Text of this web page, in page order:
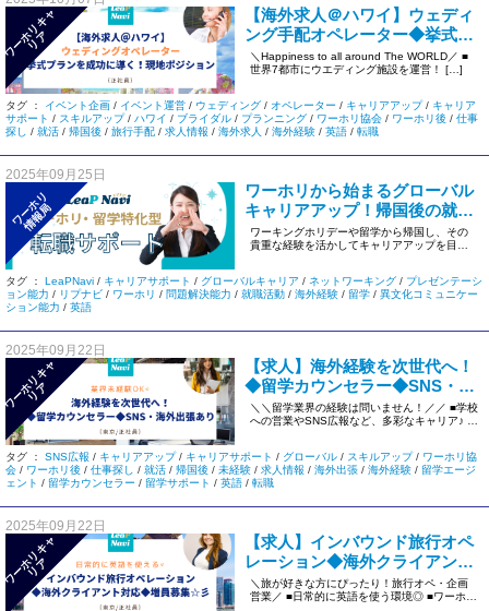
ワ
ー
ホ
リ
キ
ャ
リ
ア
【海外求人＠ハワイ】ウェディ
ング手配オペレーター◆挙式プ
ランを成功に導く！◆現地ポジ
ション＜正社員＞732
＼Happiness to all around The WORLD／ ■
世界7都市にウエディング施設を運営！ […]
タグ ： イベント企画 / イベント運営 / ウェディング / オペレーター / キャリアアップ/ キャリア
サポート / スキルアップ/ ハワイ / ブライダル / プランニング / ワーホリ協会 / ワーホリ後 / 仕事
探し / 就活 / 帰国後 / 旅行手配 / 求人情報 / 海外求人 / 海外経験 / 英語 / 転職
2025年09月25日
ワーホリ
情報局
ワーホリから始まるグローバル
キャリアアップ！帰国後の就職
を叶えるLeaPNaviのサポート
ワーキングホリデーや留学から帰国し、その
貴重な経験を活かしてキャリアアップを目指
タグ ： LeaPNavi / キャリアサポート / グローバルキャリア / ネットワーキング / プレゼンテーシ
ョン能力 / リプナビ / ワーホリ / 問題解決能力 / 就職活動 / 海外経験 / 留学 / 異文化コミュニケー
ション能力 / 英語
2025年09月22日
ワ
ー
ホ
リ
キ
ャ
リ
ア
【求人】海外経験を次世代へ！
◆留学カウンセラー◆SNS・海
外出張あり＜東京/正社員＞1324
＼＼留学業界の経験は問いません！／／ ■学校
への営業やSNS広報など、多彩なキャリア♪ ■
タグ ： SNS広報 / キャリアアップ/ キャリアサポート / グローバル / スキルアップ/ ワーホリ協
会 / ワーホリ後 / 仕事探し / 就活 / 帰国後 / 未経験 / 求人情報 / 海外出張 / 海外経験 / 留学エージ
ェント / 留学カウンセラー / 留学サポート / 英語 / 転職
2025年09月22日
ワ
ー
ホ
リ
キ
ャ
リ
ア
【求人】インバウンド旅行オペ
レーション◆海外クライアント
対応◆増員募集☆彡＜東京/正社
員＞1289
＼旅が好きな方にぴったり！旅行オペ・企画
営業／ ■日常的に英語を使う環境◎ ■ワーホリ